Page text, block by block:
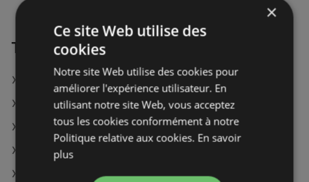
Trouvez Converse dans ta ville
Magasins Converse à Neuhaeusel
Magasins Converse à La Vallote
Magasins Converse à Villabé
Magasins Converse à Villefontaine
Magasins Converse à Miramas
×
Ce site Web utilise des
cookies
Notre site Web utilise des cookies pour
améliorer l'expérience utilisateur. En
utilisant notre site Web, vous acceptez
tous les cookies conformément à notre
Politique relative aux cookies. En savoir
plus